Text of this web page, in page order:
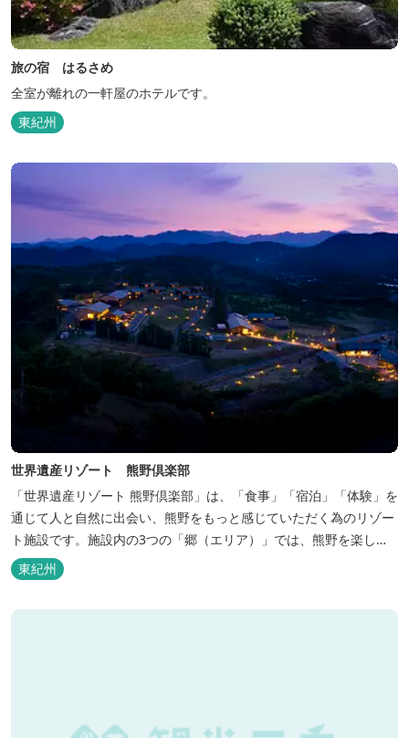
旅の宿 はるさめ
全室が離れの一軒屋のホテルです。
東紀州
世界遺産リゾート 熊野倶楽部
「世界遺産リゾート 熊野倶楽部」は、「食事」「宿泊」「体験」を
通じて人と自然に出会い、熊野をもっと感じていただく為のリゾー
ト施設です。施設内の3つの「郷（エリア）」では、熊野を楽しむ
為の多彩なイベンを開催。施設内のいたるところに、熊野灘の青い
海や雄大な夕日の大パノラマ等、大自然を感じていただけるよう設
東紀州